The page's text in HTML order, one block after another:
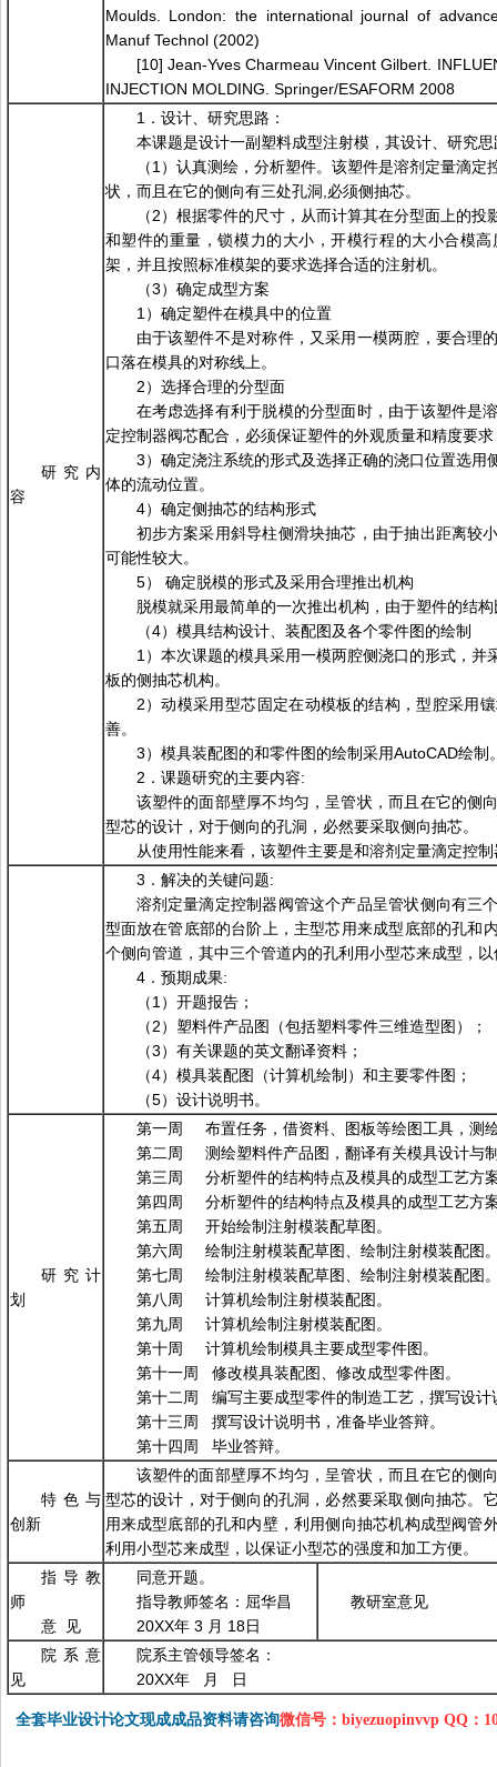
Moulds. London: the international journal of
Manuf Technol (2002)
[10] Jean-Yves Charmeau Vincent Gilbert.
INJECTION MOLDING. Springer/ESAFORM 2008
研究内
容
1．设计、研究思路：
本课题是设计一副塑料成型注射模，其设计、研究
（1）认真测绘，分析塑件。该塑件是溶剂定量滴
状，而且在它的侧向有三处孔洞,必须侧抽芯。
（2）根据零件的尺寸，从而计算其在分型面上的
和塑件的重量，锁模力的大小，开模行程的大小合模
架，并且按照标准模架的要求选择合适的注射机。
（3）确定成型方案
1）确定塑件在模具中的位置
由于该塑件不是对称件，又采用一模两腔，要合理
口落在模具的对称线上。
2）选择合理的分型面
在考虑选择有利于脱模的分型面时，由于该塑件是
定控制器阀芯配合，必须保证塑件的外观质量和精度要
3）确定浇注系统的形式及选择正确的浇口位置选
体的流动位置。
4）确定侧抽芯的结构形式
初步方案采用斜导柱侧滑块抽芯，由于抽出距离较
可能性较大。
5） 确定脱模的形式及采用合理推出机构
脱模就采用最简单的一次推出机构，由于塑件的结
（4）模具结构设计、装配图及各个零件图的绘制
1）本次课题的模具采用一模两腔侧浇口的形式，
板的侧抽芯机构。
2）动模采用型芯固定在动模板的结构，型腔采用
善。
3）模具装配图的和零件图的绘制采用AutoCAD绘制
2．课题研究的主要内容:
该塑件的面部壁厚不均匀，呈管状，而且在它的侧
型芯的设计，对于侧向的孔洞，必然要采取侧向抽芯。
从使用性能来看，该塑件主要是和溶剂定量滴定控
3．解决的关键问题:
溶剂定量滴定控制器阀管这个产品呈管状侧向有三
型面放在管底部的台阶上，主型芯用来成型底部的孔和
个侧向管道，其中三个管道内的孔利用小型芯来成型，
4．预期成果:
（1）开题报告；
（2）塑料件产品图（包括塑料零件三维造型图）；
（3）有关课题的英文翻译资料；
（4）模具装配图（计算机绘制）和主要零件图；
（5）设计说明书。
研究计
划
第一周 布置任务，借资料、图板等绘图工具，测
第二周 测绘塑料件产品图，翻译有关模具设计与
第三周 分析塑件的结构特点及模具的成型工艺方
第四周 分析塑件的结构特点及模具的成型工艺方
第五周 开始绘制注射模装配草图。
第六周 绘制注射模装配草图、绘制注射模装配图
第七周 绘制注射模装配草图、绘制注射模装配图
第八周 计算机绘制注射模装配图。
第九周 计算机绘制注射模装配图。
第十周 计算机绘制模具主要成型零件图。
第十一周 修改模具装配图、修改成型零件图。
第十二周 编写主要成型零件的制造工艺，撰写设计
第十三周 撰写设计说明书，准备毕业答辩。
第十四周 毕业答辩。
特色与
创新
该塑件的面部壁厚不均匀，呈管状，而且在它的侧
型芯的设计，对于侧向的孔洞，必然要采取侧向抽芯。
用来成型底部的孔和内壁，利用侧向抽芯机构成型阀管
利用小型芯来成型，以保证小型芯的强度和加工方便。
指导教
师
意 见
同意开题。
指导教师签名：屈华昌
20XX年 3 月 18日
教研室意见
院系意
见
院系主管领导签名：
20XX年 月 日
全套毕业设计论文现成成品资料请咨询微信号：biyezuopinvvp QQ